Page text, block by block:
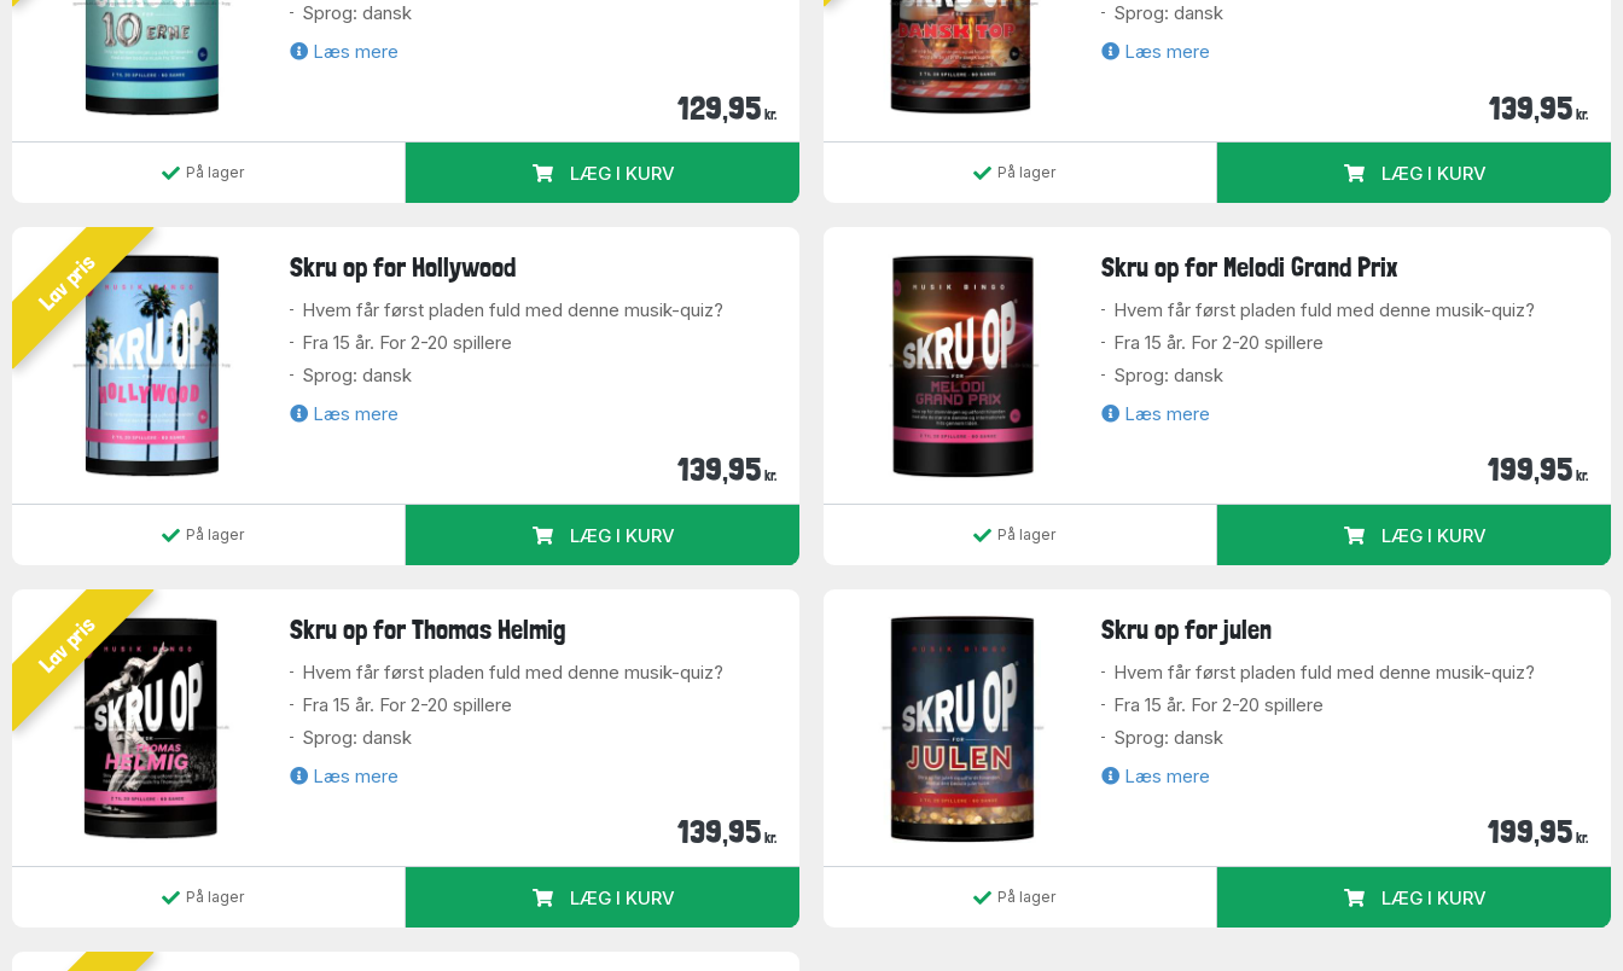
Sprog: dansk
Læs mere
129,95 kr.
På lager LÆG I KURV
Sprog: dansk
Læs mere
139,95 kr.
På lager LÆG I KURV
Lav pris Skru op for Hollywood
Hvem får først pladen fuld med denne musik-quiz?
Fra 15 år. For 2-20 spillere
Sprog: dansk
Læs mere
139,95 kr.
På lager LÆG I KURV
Skru op for Melodi Grand Prix
Hvem får først pladen fuld med denne musik-quiz?
Fra 15 år. For 2-20 spillere
Sprog: dansk
Læs mere
199,95 kr.
På lager LÆG I KURV
Lav pris Skru op for Thomas Helmig
Hvem får først pladen fuld med denne musik-quiz?
Fra 15 år. For 2-20 spillere
Sprog: dansk
Læs mere
139,95 kr.
På lager LÆG I KURV
Skru op for julen
Hvem får først pladen fuld med denne musik-quiz?
Fra 15 år. For 2-20 spillere
Sprog: dansk
Læs mere
199,95 kr.
På lager LÆG I KURV